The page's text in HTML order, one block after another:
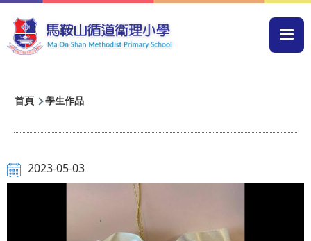
移至主內容
導
連
結
首頁 學生作品
2023-05-03